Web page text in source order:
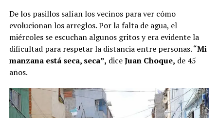
De los pasillos salían los vecinos para ver cómo
evolucionan los arreglos. Por la falta de agua, el
miércoles se escuchan algunos gritos y era evidente la
dificultad para respetar la distancia entre personas. “Mi
manzana está seca, seca”, diceJuan Choque, de 45
años.